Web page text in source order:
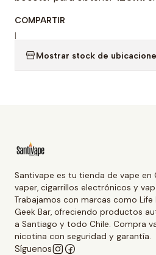
COMPARTIR
|
Mostrar stock de
Santivape es tu tienda de vape en
vaper, cigarrillos electrónicos y
Trabajamos con marcas como Life
Geek Bar, ofreciendo productos
a Santiago y todo Chile. Compra
nicotina con seguridad y garantía.
Síguenos